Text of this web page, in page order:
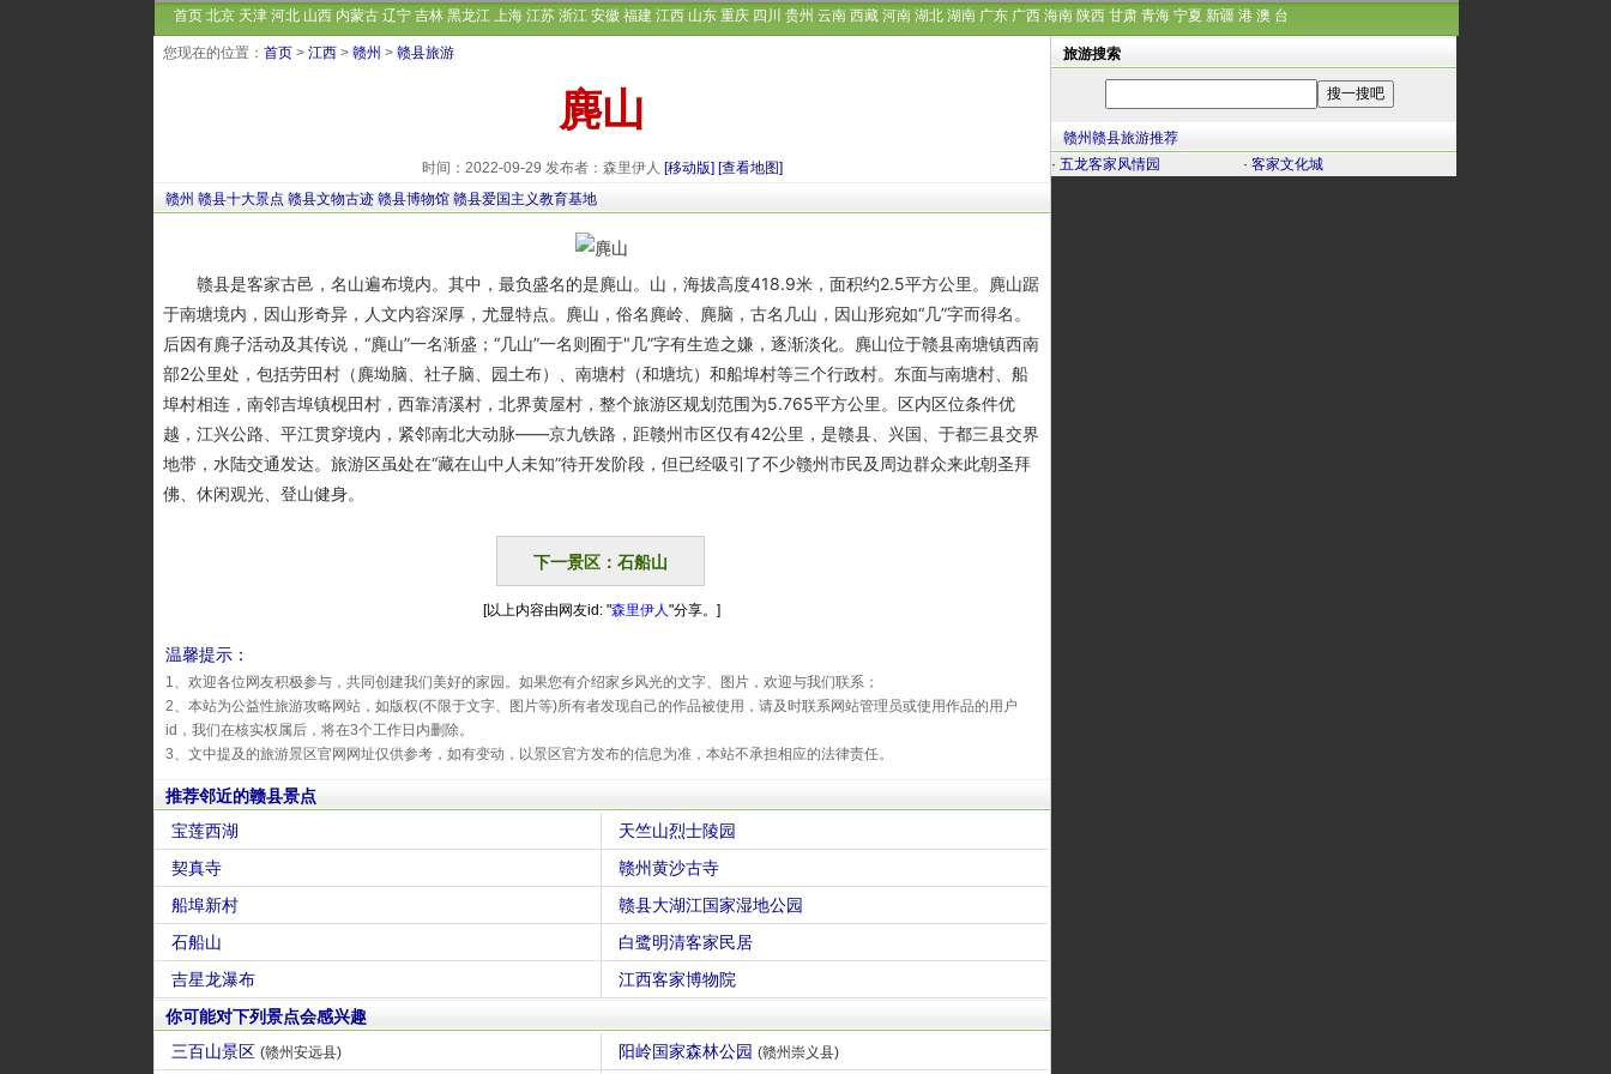
首页 北京 天津 河北 山西 内蒙古 辽宁 吉林 黑龙江 上海 江苏 浙江 安徽 福建 江西 山东 重庆 四川 贵州 云南 西藏 河南 湖北 湖南 广东 广西 海南 陕西 甘肃 青海 宁夏 新疆 港 澳 台
您现在的位置： 首页 > 江西 > 赣州 > 赣县旅游
麂山
时间：2022-09-29 发布者：森里伊人 [移动版] [查看地图]
赣州 赣县十大景点 赣县文物古迹 赣县博物馆 赣县爱国主义教育基地
赣县是客家古邑，名山遍布境内。其中，最负盛名的是麂山。山，海拔高度418.9米，面积约2.5平方公里。麂山踞
于南塘境内，因山形奇异，人文内容深厚，尤显特点。麂山，俗名麂岭、麂脑，古名几山，因山形宛如“几”字而得名。
后因有麂子活动及其传说，“麂山”一名渐盛；“几山”一名则囿于"几”字有生造之嫌，逐渐淡化。麂山位于赣县南塘镇西南
部2公里处，包括劳田村（麂坳脑、社子脑、园土布）、南塘村（和塘坑）和船埠村等三个行政村。东面与南塘村、船
埠村相连，南邻吉埠镇枧田村，西靠清溪村，北界黄屋村，整个旅游区规划范围为5.765平方公里。区内区位条件优
越，江兴公路、平江贯穿境内，紧邻南北大动脉——京九铁路，距赣州市区仅有42公里，是赣县、兴国、于都三县交界
地带，水陆交通发达。旅游区虽处在“藏在山中人未知”待开发阶段，但已经吸引了不少赣州市民及周边群众来此朝圣拜
佛、休闲观光、登山健身。
下一景区：石船山
[以上内容由网友id: "森里伊人"分享。]
温馨提示：
1、欢迎各位网友积极参与，共同创建我们美好的家园。如果您有介绍家乡风光的文字、图片，欢迎与我们联系；
2、本站为公益性旅游攻略网站，如版权(不限于文字、图片等)所有者发现自己的作品被使用，请及时联系网站管理员或使用作品的用户
id，我们在核实权属后，将在3个工作日内删除。
3、文中提及的旅游景区官网网址仅供参考，如有变动，以景区官方发布的信息为准，本站不承担相应的法律责任。
推荐邻近的赣县景点
宝莲西湖
天竺山烈士陵园
契真寺
赣州黄沙古寺
船埠新村
赣县大湖江国家湿地公园
石船山
白鹭明清客家民居
吉星龙瀑布
江西客家博物院
你可能对下列景点会感兴趣
三百山景区 (赣州安远县) 阳岭国家森林公园 (赣州崇义县)
旅游搜索
赣州赣县旅游推荐
· 五龙客家风情园 · 客家文化城